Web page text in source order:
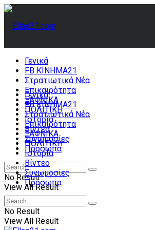
Γενικά
FB ΚΙΝΗΜΑ21
Στρατιωτικά Νέα
Επικαιρότητα
ΞΑΦΝΙΚΑ
ΠΟΛΙΤΙΚΗ
Ιστορία
Βίντεο
Συνωμοσίες
Πρόσωπα
No Result
View All Result
Γενικά
FB ΚΙΝΗΜΑ21
Στρατιωτικά Νέα
Επικαιρότητα
ΞΑΦΝΙΚΑ
ΠΟΛΙΤΙΚΗ
Ιστορία
Βίντεο
Συνωμοσίες
Πρόσωπα
No Result
View All Result